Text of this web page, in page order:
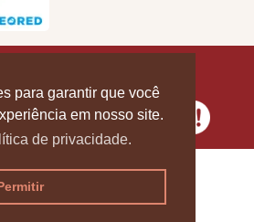
para garantir que você
em nosso site.
de privacidade.